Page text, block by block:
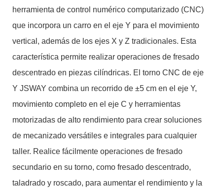
herramienta de control numérico computarizado (CNC)
que incorpora un carro en el eje Y para el movimiento
vertical, además de los ejes X y Z tradicionales. Esta
característica permite realizar operaciones de fresado
descentrado en piezas cilíndricas. El torno CNC de eje
Y JSWAY combina un recorrido de ±5 cm en el eje Y,
movimiento completo en el eje C y herramientas
motorizadas de alto rendimiento para crear soluciones
de mecanizado versátiles e integrales para cualquier
taller. Realice fácilmente operaciones de fresado
secundario en su torno, como fresado descentrado,
taladrado y roscado, para aumentar el rendimiento y la